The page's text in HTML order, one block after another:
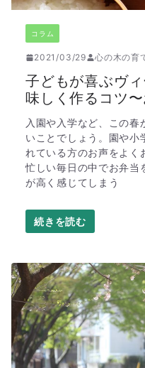
コラム
2021/03/29 心の木の育
子どもが喜ぶヴ
味しく作るコツ
入園や入学など、この
いことでしょう。園や小
れている方のお声をよく
忙しい毎日の中でお弁当
が高く感じてしまう